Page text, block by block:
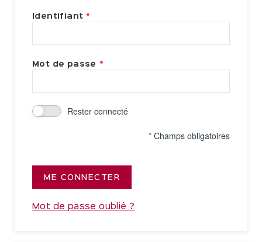
Identifiant
Mot de passe
Rester connecté
* Champs obligatoires
ME CONNECTER
Mot de passe oublié ?